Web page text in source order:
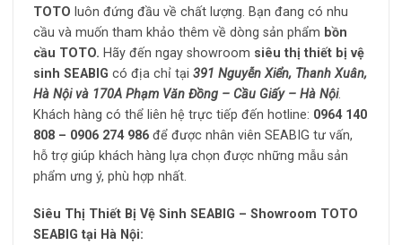
TOTO luôn đứng đầu về chất lượng. Bạn đang có nhu
cầu và muốn tham khảo thêm về dòng sản phẩm bồn
cầu TOTO. Hãy đến ngay showroom siêu thị thiết bị vệ
sinh SEABIG có địa chỉ tại 391 Nguyễn Xiển, Thanh Xuân,
Hà Nội và 170A Phạm Văn Đồng – Cầu Giấy – Hà Nội.
Khách hàng có thể liên hệ trực tiếp đến hotline: 0964 140
808 – 0906 274 986để được nhân viên SEABIG tư vấn,
hỗ trợ giúp khách hàng lựa chọn được những mẫu sản
phẩm ưng ý, phù hợp nhất.
Siêu Thị Thiết Bị Vệ Sinh SEABIG – Showroom TOTO
SEABIG tại Hà Nội: